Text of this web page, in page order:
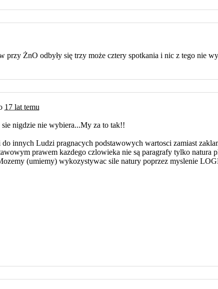
przy ŻnO odbyły się trzy może cztery spotkania i nic z tego nie
17 lat temu
sie nigdzie nie wybiera...My za to tak!!
innych Ludzi pragnacych podstawowych wartosci zamiast
prawem kazdego czlowieka nie są paragrafy tylko natura
(umiemy) wykozystywac sile natury poprzez myslenie